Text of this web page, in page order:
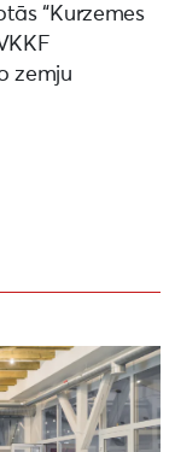
“Kurzemes
zemju